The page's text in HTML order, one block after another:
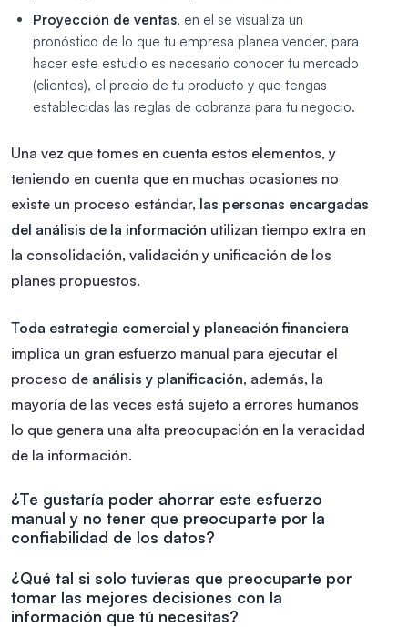
Proyección de ventas, en el se visualiza un
pronóstico de lo que tu empresa planea vender, para
hacer este estudio es necesario conocer tu mercado
(clientes), el precio de tu producto y que tengas
establecidas las reglas de cobranza para tu negocio.
Una vez que tomes en cuenta estos elementos, y
teniendo en cuenta que en muchas ocasiones no
existe un proceso estándar, las personas encargadas
del análisis de la información utilizan tiempo extra en
la consolidación, validación y unificación de los
planes propuestos.
Toda estrategia comercial y planeación financiera
implica un gran esfuerzo manual para ejecutar el
proceso de análisis y planificación, además, la
mayoría de las veces está sujeto a errores humanos
lo que genera una alta preocupación en la veracidad
de la información.
¿Te gustaría poder ahorrar este esfuerzo
manual y no tener que preocuparte por la
confiabilidad de los datos?
¿Qué tal si solo tuvieras que preocuparte por
tomar las mejores decisiones con la
información que tú necesitas?